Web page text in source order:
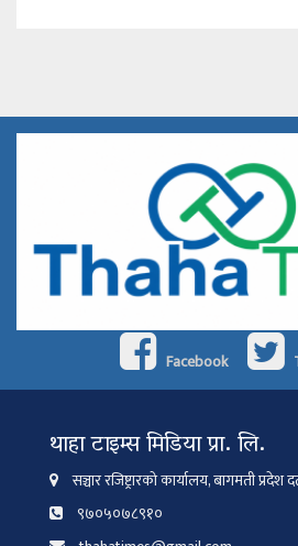
Facebook
थाहा टाइम्स मिडिया प्रा. लि.
सञ्चार रजिष्ट्रारको कार्यालय, बागमती प्रदेश
९७०५०७८९१०